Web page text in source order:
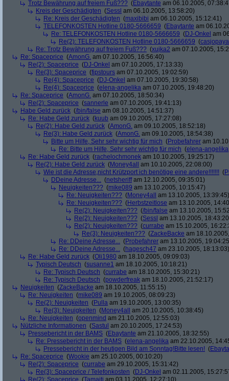
Trotz Bewährung auf freiem Fuß??? (Ebaytante am 06.10.2005,
Kreis der Geschädigten (Sessl am 06.10.2005, 13:58:20)
Re: Kreis der Geschädigten (maxibibi am 06.10.2005, 15:12:41)
TELEFONKOSTEN Hotline 0180-5666659 (Ebaytante am
Re: TELEFONKOSTEN Hotline 0180-5666659 (DJ-Onkel am
Re(2): TELEFONKOSTEN Hotline 0180-5666659 (casjopaya
Re: Trotz Bewährung auf freiem Fuß??? (xujka2 am 07.10.2005,
Re: Spaceprice (AmonG. am 07.10.2005, 16:56:40)
Re(2): Spaceprice (DJ-Onkel am 07.10.2005, 17:13:33)
Re(3): Spaceprice (fipstours am 07.10.2005, 19:02:59)
Re(4): Spaceprice (DJ-Onkel am 07.10.2005, 19:30:58)
Re(4): Spaceprice (elena-angelika am 07.10.2005, 19:48:20)
Re: Spaceprice (AmonG. am 07.10.2005, 18:50:34)
Re(2): Spaceprice (sannerle am 07.10.2005, 19:41:13)
Habe Geld zurück (/bin/false am 08.10.2005, 14:51:37)
Re: Habe Geld zurück (kuub am 09.10.2005, 17:27:08)
Re(2): Habe Geld zurück (AmonG. am 09.10.2005, 18:52:18)
Re(3): Habe Geld zurück (AmonG. am 09.10.2005, 18:54:38)
Bitte um Hilfe, Sehr sehr wichtig für mich (Probefahrer am
Re: Bitte um Hilfe, Sehr sehr wichtig für mich (elena-angelika
Re: Habe Geld zurück (rachelochmonek am 10.10.2005, 19:25:17)
Re(2): Habe Geld zurück (Money4all
am 10.10.2005, 22:08:00)
Wie ist die Adresse,nicht Krützport ich benötige eine andere!!!!!!! (
DDeine Adresse... (netsheriffam 12.10.2005, 09:35:01)
Neuigkeiten??? (mike089 am 13.10.2005, 10:15:47)
Re: Neuigkeiten??? (Money4all
am 13.10.2005, 13:39:45)
Re: Neuigkeiten??? (Herbstzeitlose am 13.10.2005,
Re(2): Neuigkeiten??? (/bin/false am 13.10.2005,
Re(2): Neuigkeiten??? (Sessl am 13.10.2005,
Re(2): Neuigkeiten??? (currabe am 15.10.2005,
Re(3): Neuigkeiten??? (ZackeBacke am
Re: DDeine Adresse... (Probefahrer am 13.10.2005,
Re: DDeine Adresse... (hagesch47 am 23.10.2005, 18:13:03)
Re: Habe Geld zurück (Oli1980 am 18.10.2005, 09:09:03)
Typisch Deutsch (susanne1 am 18.10.2005, 10:18:21)
Re: Typisch Deutsch (currabe am 18.10.2005, 15:30:21)
Re: Typisch Deutsch (powderfreak am 18.10.2005, 21:52:17)
Neuigkeiten (ZackeBacke am 18.10.2005, 11:55:15)
Re: Neuigkeiten (mike089 am 19.10.2005, 08:09:23)
Re(2): Neuigkeiten (Pulla am 19.10.2005, 13:00:35)
Re(3): Neuigkeiten (Money4all
am 20.10.2005, 10:38:45)
Re: Neuigkeiten (openmind am 21.10.2005, 12:55:03)
Nützliche Informationen (Sastul am 20.10.2005, 17:24:53)
Pressebericht in der BAMS (Ebaytante am 21.10.2005, 18:32:55)
Re: Pressebericht in der BAMS (elena-angelika am 22.10.2005,
Pressebericht in der heutigen Bild am Sonntag!Bitte lesen! (
Re: Spaceprice (Wookie am 25.10.2005, 00:10:20)
Re(2): Spaceprice (currabe am 29.10.2005, 15:31:42)
Re(3): Spaceprice / Telefonkosten (DJ-Onkel am 02.11.2005,
Re(2): Spaceprice (Tamaiti am 03.11.2005, 12:27:10)